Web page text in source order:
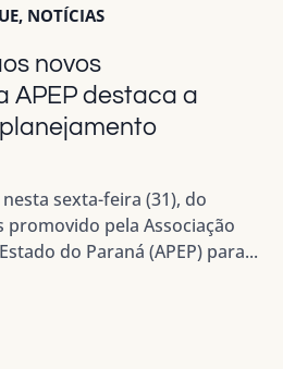
novos
APEP destaca a
, NOTÍCIAS
nesta sexta-feira (31), do
promovido pela Associação
do Paraná (APEP) para...